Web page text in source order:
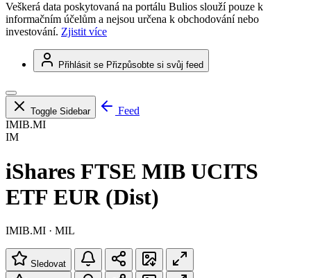
Veškerá data poskytovaná na portálu Bulios slouží pouze k
informačním účelům a nejsou určena k obchodování nebo
investování. Zjistit více
Přihlásit se Přizpůsobte si svůj feed
Toggle Sidebar
Feed
IMIB.MI
IM
iShares FTSE MIB UCITS
ETF EUR (Dist)
IMIB.MI · MIL
Sledovat